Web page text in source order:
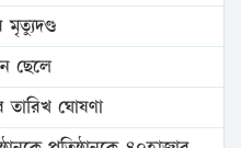
ছেলে
ঘোষণা